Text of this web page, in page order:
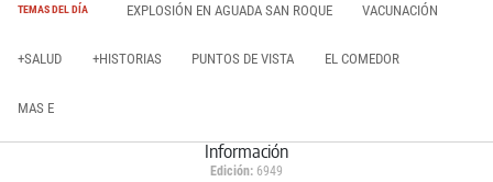
TEMAS DEL DÍA EXPLOSIÓN EN AGUADA SAN ROQUE VACUNACIÓN
+SALUD +HISTORIAS PUNTOS DE VISTA EL COMEDOR
MAS E
Información
Edición: 6949